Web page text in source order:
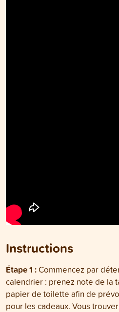
Instructions
Étape 1 : Commencez par
calendrier : prenez note de la
papier de toilette afin de
pour les cadeaux. Vous